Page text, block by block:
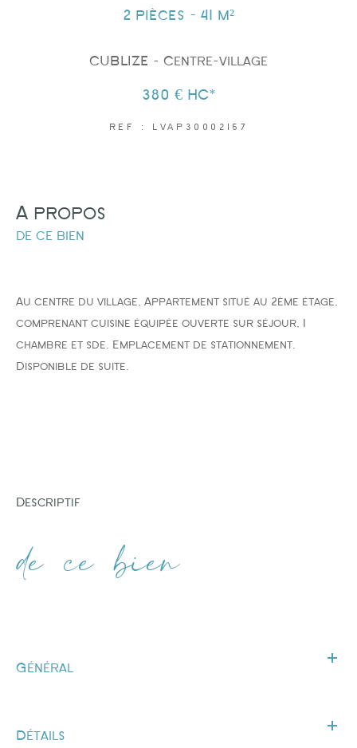
2 pièces - 41 m²
CUBLIZE - Centre-village
380 € HC*
REF : LVAP30002157
a propos
de ce bien
Au centre du village, Appartement situé au 2ème étage,
comprenant cuisine équipée ouverte sur séjour, 1
chambre et sde. Emplacement de stationnement.
Disponible de suite.
descriptif
de ce bien
Général
Détails
COUPS DE COEUR EXCLUSIVITÉS NOUVEAUTÉS